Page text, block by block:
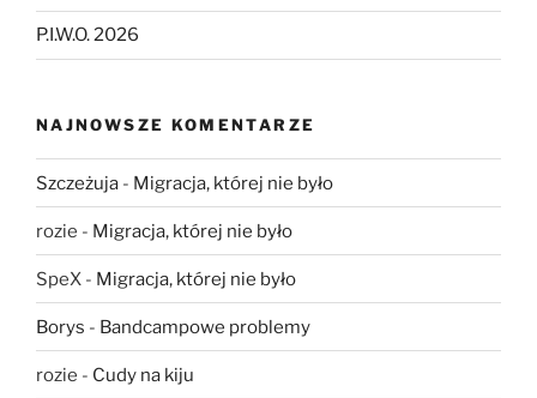
P.I.W.O. 2026
NAJNOWSZE KOMENTARZE
Szczeżuja - Migracja, której nie było
rozie - Migracja, której nie było
SpeX - Migracja, której nie było
Borys - Bandcampowe problemy
rozie - Cudy na kiju